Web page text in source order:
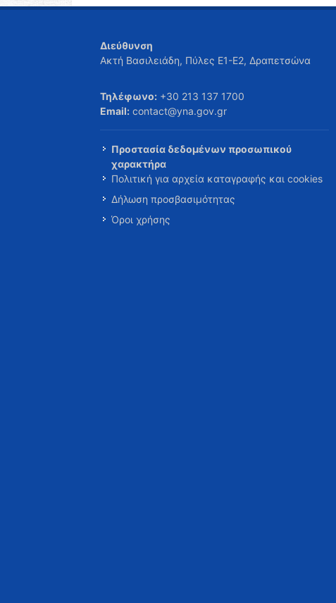
Διεύθυνση
Ακτή Βασιλειάδη, Πύλες Ε1-Ε2, Δραπετσώνα
Τηλέφωνο: +30 213 137 1700
Email: contact@yna.gov.gr
Προστασία δεδομένων προσωπικού
χαρακτήρα
Πολιτική για αρχεία καταγραφής και cookies
Δήλωση προσβασιμότητας
Όροι χρήσης